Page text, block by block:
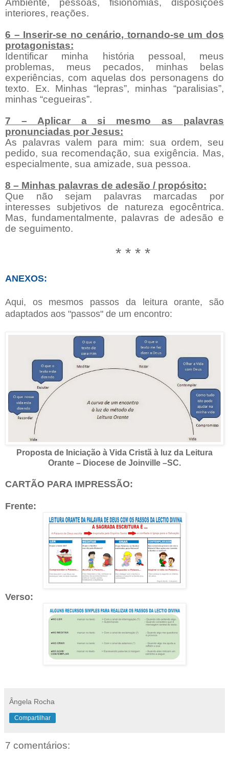
Ambiente, pessoas, fisionomias, disposições
interiores, reações.
6 – Inserir-se no cenário, tornando-se um dos
protagonistas:
Identificar minha história pessoal, meus
problemas, meus pecados, minhas belas
experiências, com aquelas dos personagens do
texto. Ex. Minhas “lepras”, minhas “paralisias”,
minhas “cegueiras”.
7 – Aplicar a si mesmo as palavras
pronunciadas por Jesus:
As palavras valem para mim: sua ordem, seu
pedido, sua recomendação, sua exigência. Mas,
especialmente, sua amizade, sua pessoa.
8 – Minhas palavras de adesão / propósito:
Que não sejam palavras marcadas por
interesses subjetivos de natureza egocêntrica.
Mas, fundamentalmente, palavras de adesão e
de seguimento.
* * * *
ANEXOS:
Aqui, os mesmos passos da leitura orante, são
adaptados aos "passos" de um encontro:
Proposta de Iniciação à Vida Cristã à luz da Leitura
Orante – Diocese de Joinville –SC.
CARTÃO PARA IMPRESSÃO:
Frente:
Verso:
Ângela Rocha
Compartilhar
7 comentários: